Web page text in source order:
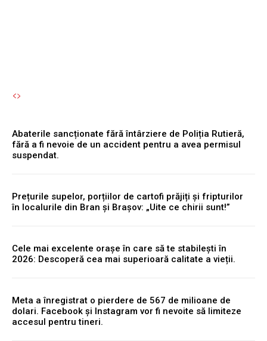
Abaterile sancționate fără întârziere de Poliția Rutieră,
fără a fi nevoie de un accident pentru a avea permisul
suspendat.
Prețurile supelor, porțiilor de cartofi prăjiți și fripturilor
în localurile din Bran și Brașov: „Uite ce chirii sunt!”
Cele mai excelente orașe în care să te stabilești în
2026: Descoperă cea mai superioară calitate a vieții.
Meta a înregistrat o pierdere de 567 de milioane de
dolari. Facebook și Instagram vor fi nevoite să limiteze
accesul pentru tineri.